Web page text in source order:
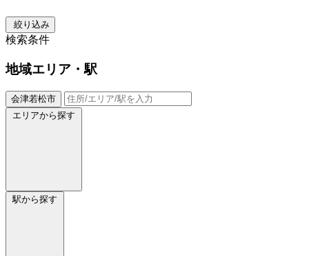
絞り込み
検索条件
地域エリア・駅
会津若松市
エリアから探す
駅から探す